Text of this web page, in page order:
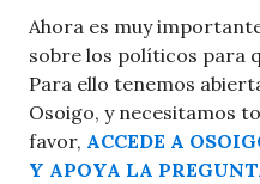
Ahora es muy
sobre los políticos para
Para ello tenemos
Osoigo, y necesitamos
favor, ACCEDE A
Y APOYA LA